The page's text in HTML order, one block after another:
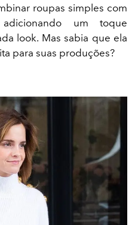
roupas simples com
adicionando um toque
look. Mas sabia que ela
para suas produções?